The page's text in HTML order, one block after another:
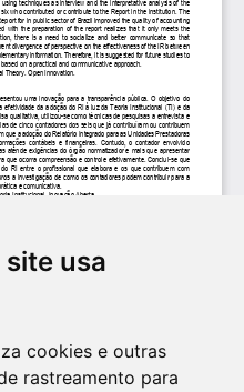
site usa
cookies e outras
rastreamento para